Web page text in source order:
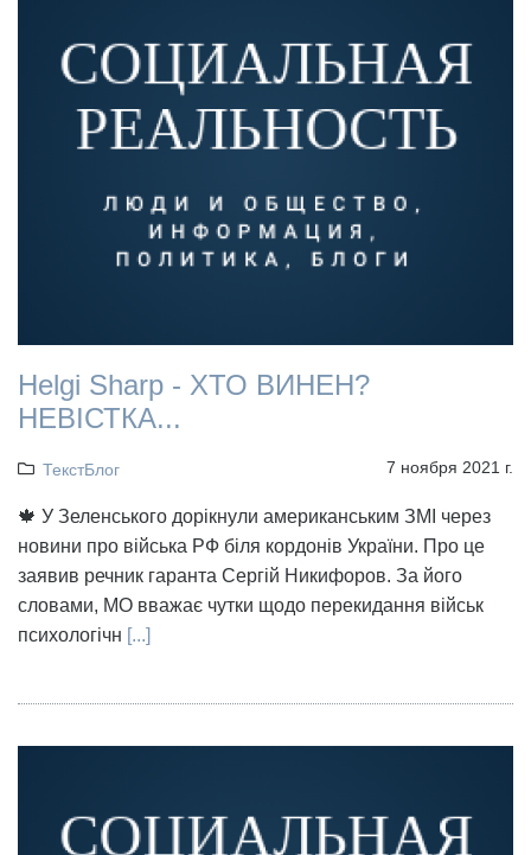
Helgi Sharp - ХТО ВИНЕН?
НЕВІСТКА...
ТекстБлог 7 ноября 2021 г.
🍁 У Зеленського дорікнули американським ЗМІ через
новини про війська РФ біля кордонів України. Про це
заявив речник гаранта Сергій Никифоров. За його
словами, МО вважає чутки щодо перекидання військ
психологічн [...]